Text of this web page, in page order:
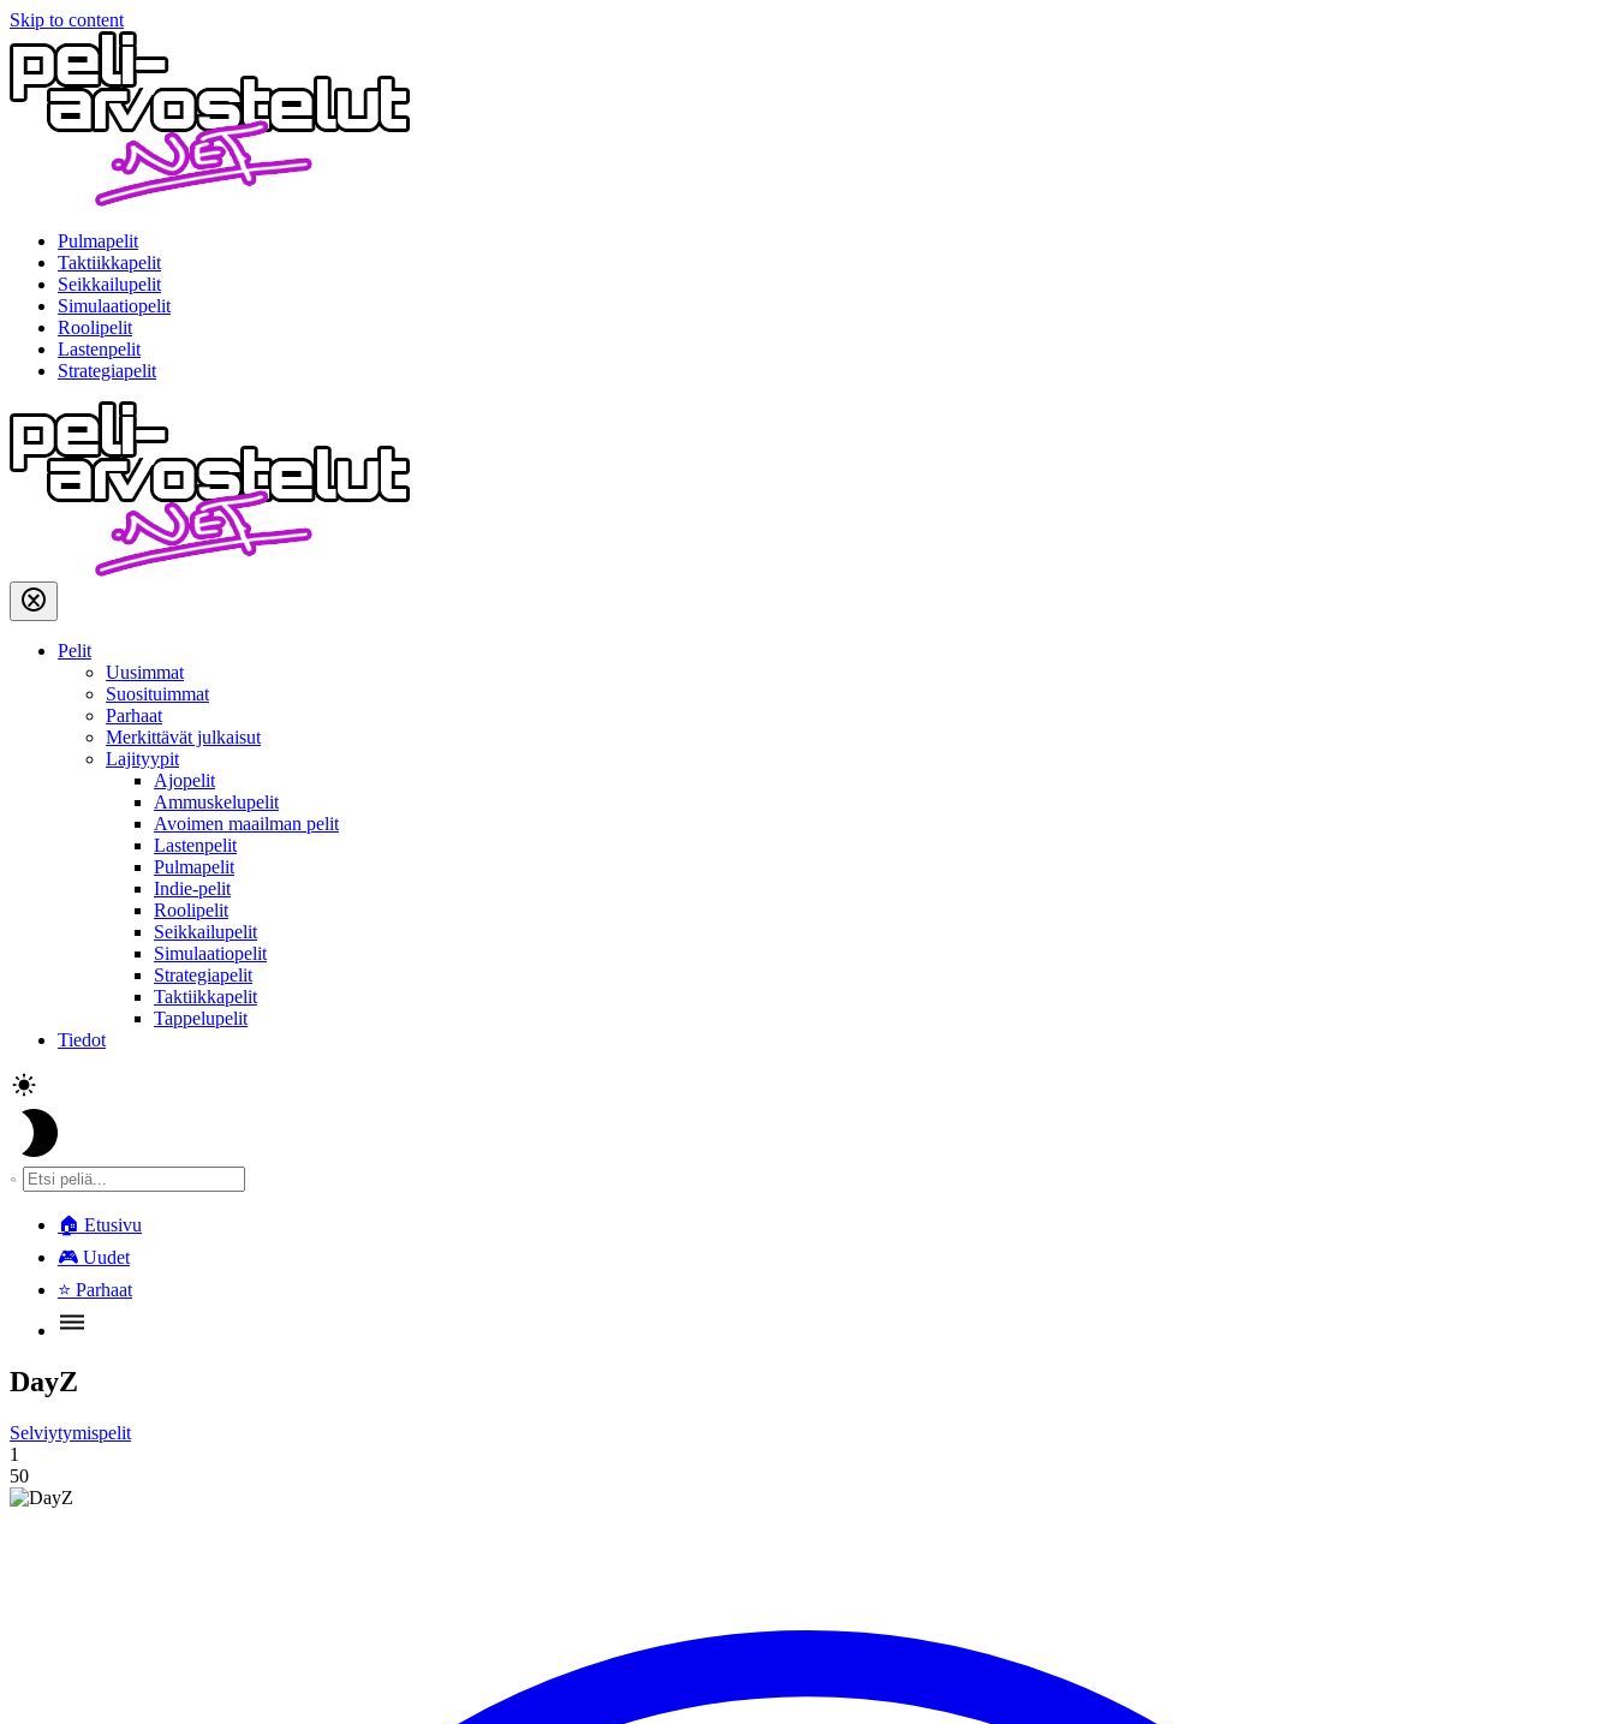
Skip to content
Pulmapelit
Taktiikkapelit
Seikkailupelit
Simulaatiopelit
Roolipelit
Lastenpelit
Strategiapelit
Pelit
Uusimmat
Suosituimmat
Parhaat
Merkittävät julkaisut
Lajityypit
Ajopelit
Ammuskelupelit
Avoimen maailman pelit
Lastenpelit
Pulmapelit
Indie-pelit
Roolipelit
Seikkailupelit
Simulaatiopelit
Strategiapelit
Taktiikkapelit
Tappelupelit
Tiedot
🏠 Etusivu
🎮 Uudet
⭐ Parhaat
DayZ
Selviytymispelit
1
50